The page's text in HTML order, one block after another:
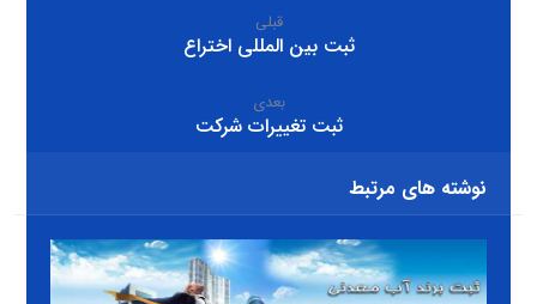
قبلی
ثبت بین المللی اختراع
بعدی
ثبت تغییرات شرکت
نوشته های مرتبط